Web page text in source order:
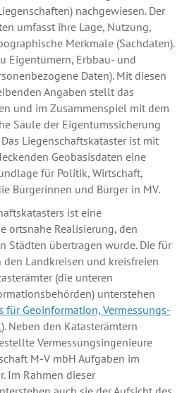
nachgewiesen. Der
umfasst ihre Lage, Nutzung,
Merkmale (Sachdaten).
Eigentümern, Erbbau- und
Daten). Mit diesen
Angaben stellt das
und im Zusammenspiel mit dem
Säule der Eigentumssicherung
Liegenschaftskataster ist mit
Geobasisdaten eine
für Politik, Wirtschaft,
Bürgerinnen und Bürger in MV.
ist eine
ortsnahe Realisierung, den
Städten übertragen wurde. Die für
Landkreisen und kreisfreien
(die unteren
unterstehen
für Geoinformation, Vermessungs-
). Neben den Katasterämtern
Vermessungsingenieure
M-V mbH Aufgaben im
Im Rahmen dieser